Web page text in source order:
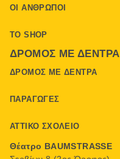
ΟΙ ΆΝΘΡΩΠΟΙ
ΤΟ SHOP
ΔΡΌΜΟΣ ΜΕ ΔΈΝΤΡΑ
ΔΡΌΜΟΣ ΜΕ ΔΈΝΤΡΑ
ΠΑΡΑΓΩΓΈΣ
ΑΤΤΙΚΌ ΣΧΟΛΕΊΟ
Θέατρο BAUMSTRASSE